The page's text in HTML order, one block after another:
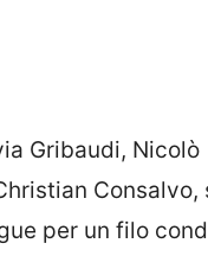
Gribaudi, Nicolò
Consalvo,
per un filo